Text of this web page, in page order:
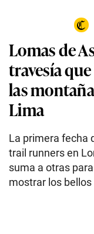
Lomas de
travesía
las
Lima
La primera fecha
trail runners en
suma a otras
mostrar los